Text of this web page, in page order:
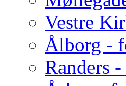
Vestre
Ålborg -
Randers